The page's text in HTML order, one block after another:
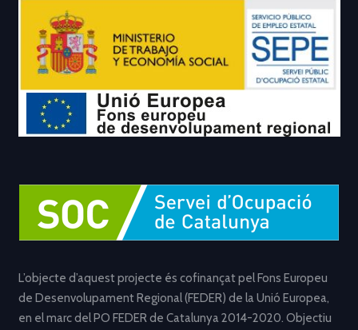
L’objecte d’aquest projecte és cofinançat pel Fons Europeu
de Desenvolupament Regional (FEDER) de la Unió Europea,
en el marc del PO FEDER de Catalunya 2014-2020. Objectiu